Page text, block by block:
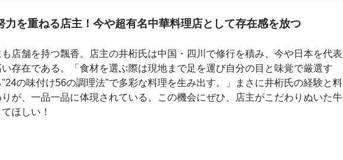
力を重ねる店主！今や超有名中華料理店として存在感を放つ
店舗を持つ飄香。店主の井桁氏は中国・四川で修行を積み、今や日本を代表
存在である。「食材を選ぶ際は現地まで足を運び自分の目と味覚で厳選す
の味付け56の調理法"で多彩な料理を生み出す。」まさに井桁氏の経験と料
が、一品一品に体現されている。この機会にぜひ、店主がこだわりぬいた牛
ほしい！